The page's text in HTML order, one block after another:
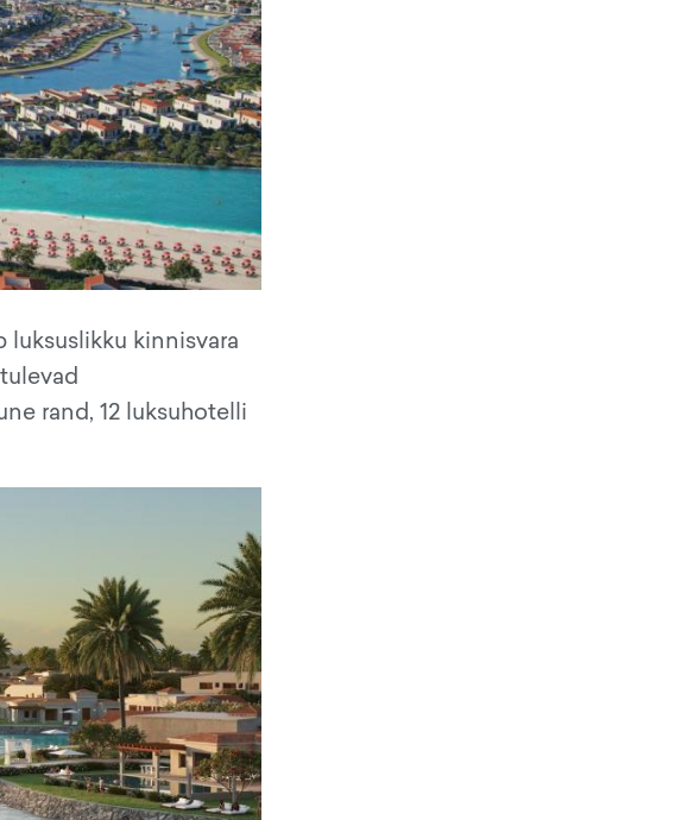
kinnisvara
rand, 12 luksuhotelli